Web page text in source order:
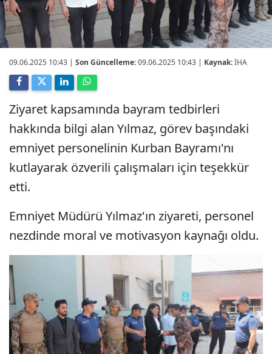
09.06.2025 10:43 | Son Güncelleme:09.06.2025 10:43 | Kaynak:İHA
Ziyaret kapsamında bayram tedbirleri
hakkında bilgi alan Yılmaz, görev başındaki
emniyet personelinin Kurban Bayramı'nı
kutlayarak özverili çalışmaları için teşekkür
etti.
Emniyet Müdürü Yılmaz'ın ziyareti, personel
nezdinde moral ve motivasyon kaynağı oldu.